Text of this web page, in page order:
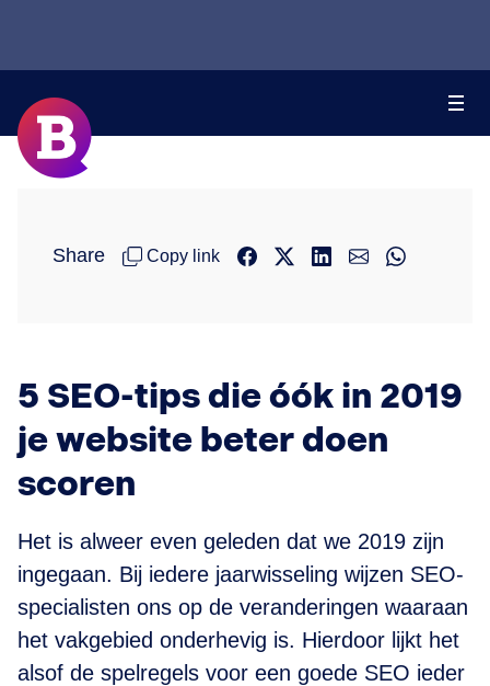
Share Copy link
5 SEO-tips die óók in 2019
je website beter doen
scoren
Het is alweer even geleden dat we 2019 zijn
ingegaan. Bij iedere jaarwisseling wijzen SEO-
specialisten ons op de veranderingen waaraan
het vakgebied onderhevig is. Hierdoor lijkt het
alsof de spelregels voor een goede SEO ieder